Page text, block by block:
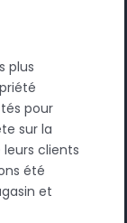
plus
pour
sur la
clients
été
et